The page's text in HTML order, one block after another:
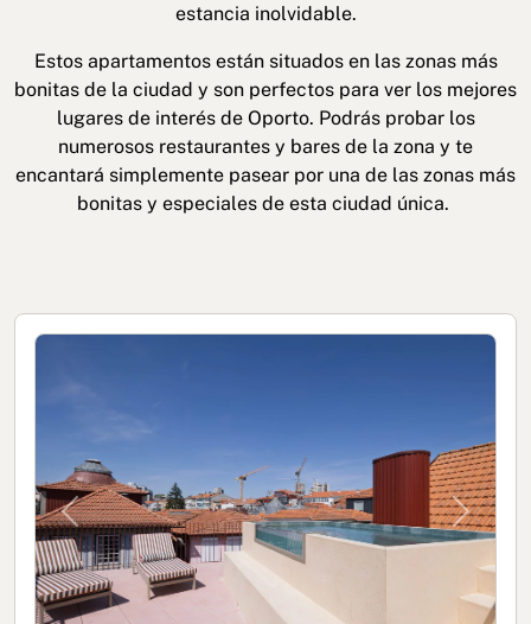
Política de privacidad en redes sociales Aviso legal
Términos y condiciones Canal de denuncias
Libro de reclamaciones de Oporto
estancia inolvidable.
Estos apartamentos están situados en las zonas más
bonitas de la ciudad y son perfectos para ver los mejores
lugares de interés de Oporto. Podrás probar los
numerosos restaurantes y bares de la zona y te
encantará simplemente pasear por una de las zonas más
bonitas y especiales de esta ciudad única.
Previous Next